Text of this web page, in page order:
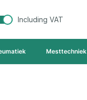
Including VAT
Mesttechniek